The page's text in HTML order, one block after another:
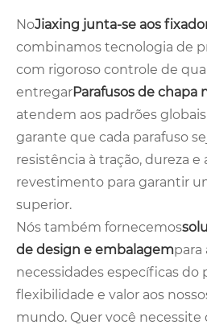
NoJiaxing junta-se aos
combinamos tecnologia de
com rigoroso controle de
entregarParafusos de chapa
atendem aos padrões
garante que cada parafuso
resistência à tração, dureza e
revestimento para garantir
superior.
Nós também fornecemos
de design e embalagempara
necessidades específicas do
flexibilidade e valor aos
mundo. Quer você necessite